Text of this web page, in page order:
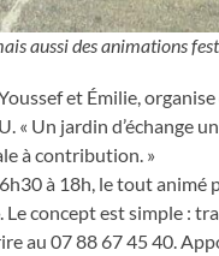
aussi des animations
et Émilie,
Un jardin d’échange
à contribution. »
à 18h, le tout animé
concept est simple :
au 07 88 67 45 40.